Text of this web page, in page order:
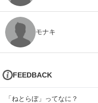
モナキ
FEEDBACK
「ねとらぼ」ってなに？